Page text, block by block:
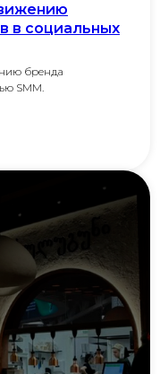
в социальных
бренда
SMM.